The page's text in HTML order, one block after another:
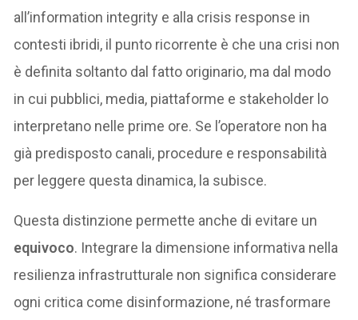
all’information integrity e alla crisis response in
contesti ibridi, il punto ricorrente è che una crisi non
è definita soltanto dal fatto originario, ma dal modo
in cui pubblici, media, piattaforme e stakeholder lo
interpretano nelle prime ore. Se l’operatore non ha
già predisposto canali, procedure e responsabilità
per leggere questa dinamica, la subisce.
Questa distinzione permette anche di evitare un
equivoco. Integrare la dimensione informativa nella
resilienza infrastrutturale non significa considerare
ogni critica come disinformazione, né trasformare